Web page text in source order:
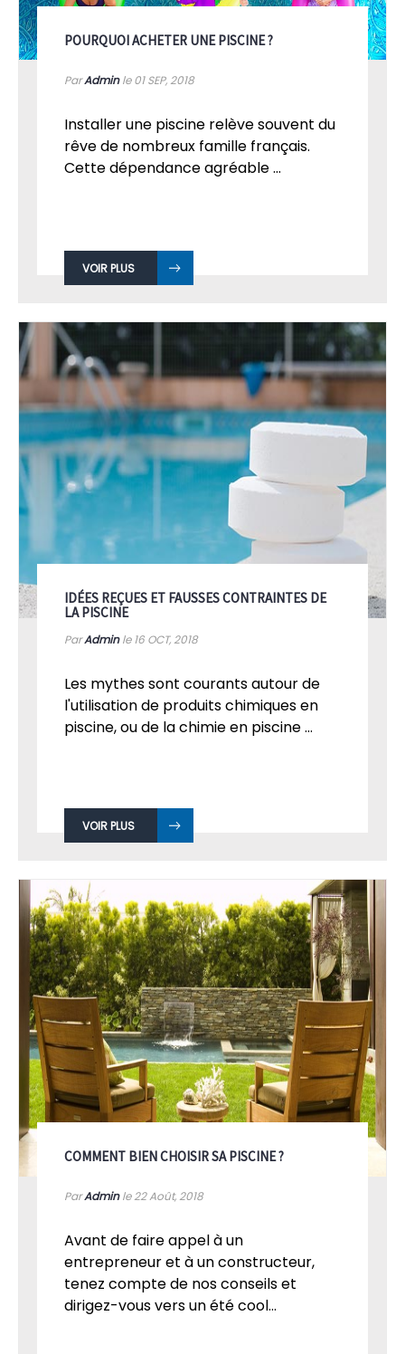
POURQUOI ACHETER UNE PISCINE ?
ParAdminle 01SEP, 2018
Installer une piscine relève souvent du
rêve de nombreux famille français.
Cette dépendance agréable ...
VOIR PLUS
IDÉES REÇUES ET FAUSSES CONTRAINTES DE
LA PISCINE
ParAdminle 16 OCT, 2018
Les mythes sont courants autour de
l'utilisation de produits chimiques en
piscine, ou de la chimie en piscine ...
VOIR PLUS
COMMENT BIEN CHOISIR SA PISCINE ?
ParAdminle 22Août, 2018
Avant de faire appel à un
entrepreneur et à un constructeur,
tenez compte de nos conseils et
dirigez-vous vers un été cool...